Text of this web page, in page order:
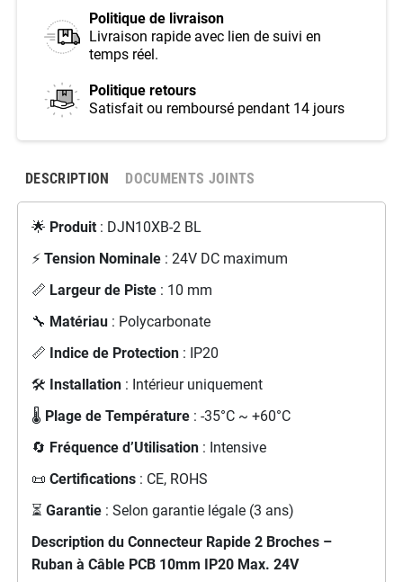
Politique de livraison
Livraison rapide avec lien de suivi en
temps réel.
Politique retours
Satisfait ou remboursé pendant 14 jours
DESCRIPTION DOCUMENTS JOINTS
🌟 Produit: DJN10XB-2 BL
⚡ Tension Nominale: 24V DC maximum
📏 Largeur de Piste: 10 mm
🔧 Matériau: Polycarbonate
📏 Indice de Protection: IP20
🛠️ Installation: Intérieur uniquement
🌡️ Plage de Température: -35°C ~ +60°C
🔄 Fréquence d’Utilisation: Intensive
📜 Certifications: CE, ROHS
⏳ Garantie: Selon garantie légale (3 ans)
Description du Connecteur Rapide 2 Broches –
Ruban à Câble PCB 10mm IP20 Max. 24V